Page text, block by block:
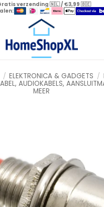
verzending 🇳🇱 / €3,99 🇧🇪
/ ELEKTRONICA & GADGETS /
AUDIOKABELS,
MEER